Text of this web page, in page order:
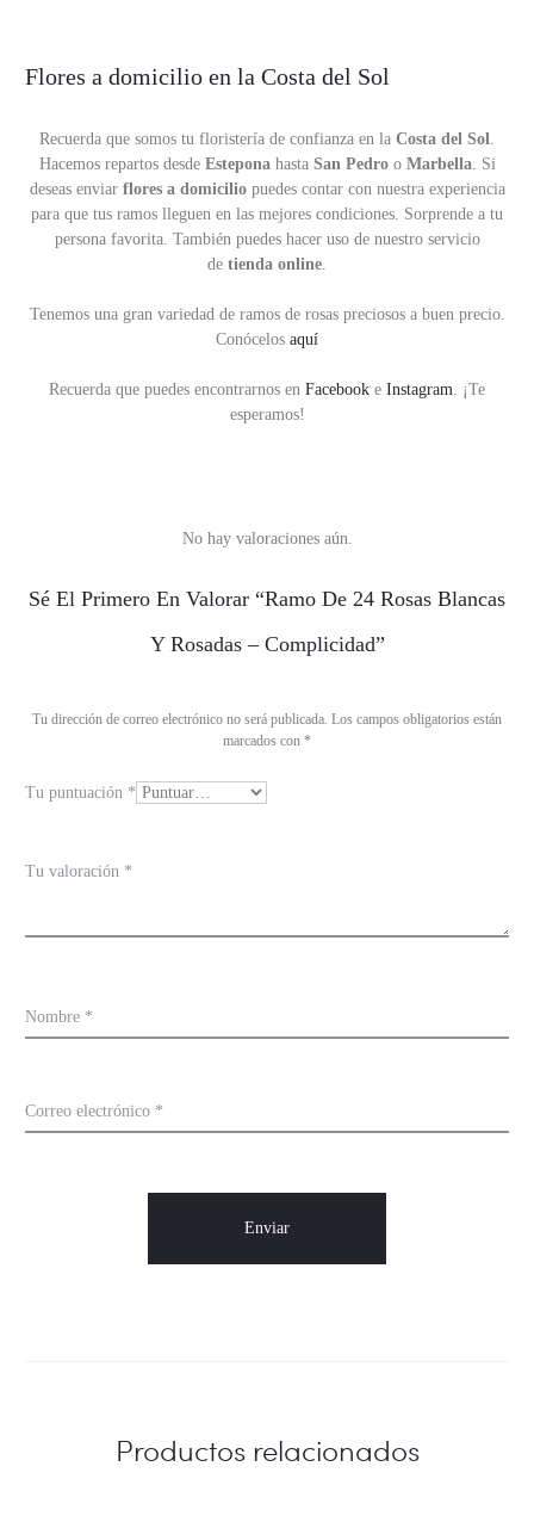
Flores a domicilio en la Costa del Sol
Recuerda que somos tu floristería de confianza en la Costa del Sol
Hacemos repartos desde Estepona hasta San Pedroo Marbella . Si
deseas enviar flores a domiciliopuedes contar con nuestra experiencia
para que tus ramos lleguen en las mejores condiciones. Sorprende a tu
persona favorita. También puedes hacer uso de nuestro servicio
de tienda online
Tenemos una gran variedad de ramos de rosas preciosos a buen precio.
Conócelos aquí
Recuerda que puedes encontrarnos en Facebook e Instagram . ¡Te
esperamos!
V
c
o
e
No hay valoraciones aún.
Sé El Primero En Valorar “Ramo De 24 Rosas Blancas
Y Rosadas – Complicidad”
Tu dirección de correo electrónico no será publicada. Los campos obligatorios están
marcados con *
Tu puntuación *
Tu valoración *
Nombre *
Correo electrónico *
Productos relacionados